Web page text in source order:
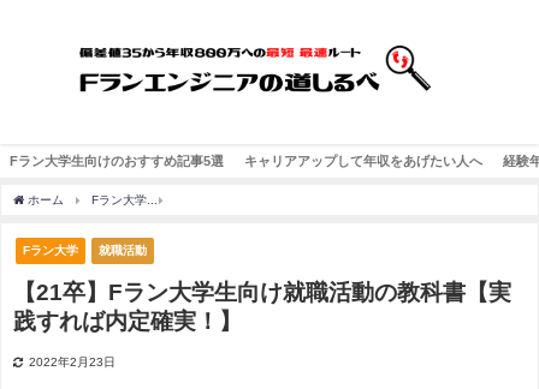
Fラン大学生向けのおすすめ記事5選 キャリアアップして年収をあげたい人へ 経験
ホーム Fラン大学
Fラン大学 就職活動
【21卒】Fラン大学生向け就職活動の教科書【実
践すれば内定確実！】
2022年2月23日